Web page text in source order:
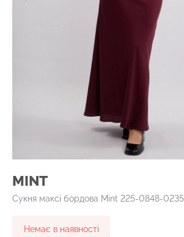
MINT
Сукня максі бордова Mint 225-0848-0235
Немає в наявності